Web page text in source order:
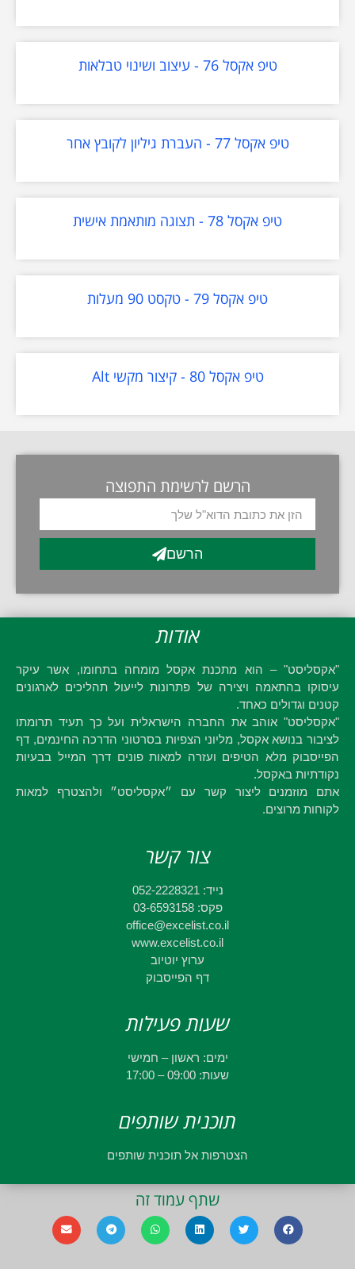
טיפ אקסל 76 - עיצוב ושינוי טבלאות
טיפ אקסל 77 - העברת גיליון לקובץ אחר
טיפ אקסל 78 - תצוגה מותאמת אישית
טיפ אקסל 79 - טקסט 90 מעלות
טיפ אקסל 80 - קיצור מקשי Alt
הרשם לרשימת התפוצה
הרשם
אודות
"אקסליסט" – הוא מתכנת אקסל מומחה בתחומו, אשר עיקר
עיסוקו בהתאמה ויצירה של פתרונות לייעול תהליכים לארגונים
קטנים וגדולים כאחד.
"אקסליסט" אוהב את החברה הישראלית ועל כך תעיד תרומתו
לציבור בנושא אקסל, מליוני הצפיות בסרטוני הדרכה החינמים, דף
הפייסבוק מלא הטיפים ועזרה למאות פונים דרך המייל בבעיות
נקודתיות באקסל.
אתם מוזמנים ליצור קשר עם ״אקסליסט״ ולהצטרף למאות
לקוחות מרוצים.
צור קשר
נייד: 052-2228321
פקס: 03-6593158
office@excelist.co.il
www.excelist.co.il
ערוץ יוטיוב
דף הפייסבוק
שעות פעילות
ימים: ראשון – חמישי
שעות: 09:00 – 17:00
תוכנית שותפים
הצטרפות אל תוכנית שותפים
שתף עמוד זה